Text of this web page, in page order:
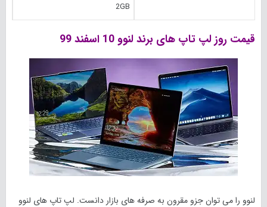
2GB
قیمت روز لپ تاپ های برند لنوو 10 اسفند 99
لنوو را می توان جزو مقرون به صرفه های بازار دانست. لپ تاپ های لنوو